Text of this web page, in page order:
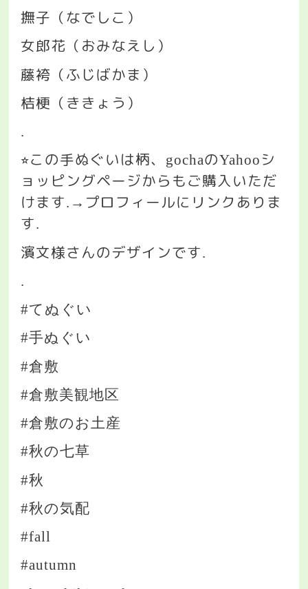
撫子（なでしこ）
女郎花（おみなえし）
藤袴（ふじばかま）
桔梗（ききょう）
.
⭐︎この手ぬぐいは柄、 gochaのYahoo シ
ョッピングページからもご購入いただ
けます.→ プロフィールにリンクありま
す.
濱文様さんのデザインです.
.
#てぬぐい
#手ぬぐい
#倉敷
#倉敷美観地区
#倉敷のお土産
#秋の七草
#秋
#秋の気配
#fall
#autumn